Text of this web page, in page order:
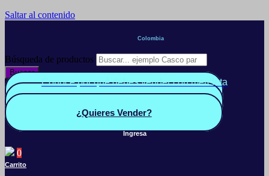
Saltar al contenido
Colombia
Búsqueda de productos
Buscar
Conoce por qué debes vender con mercleta
Quiero Vender
¿Quieres Vender?
Ingresa
0
Carrito